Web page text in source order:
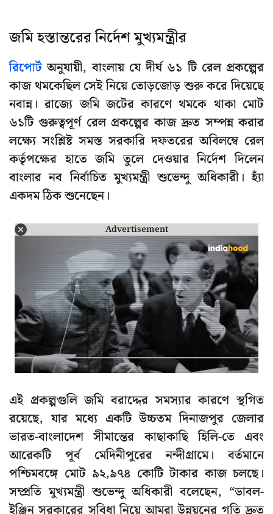
জমি হস্তান্তরের নির্দেশ মুখ্যমন্ত্রীর
রিপোর্ট অনুযায়ী, বাংলায় যে দীর্ঘ ৬১ টি রেল প্রকল্পের
কাজ থমকেছিল সেই নিয়ে তোড়জোড় শুরু করে দিয়েছে
নবান্ন। রাজ্যে জমি জটের কারণে থমকে থাকা মোট
৬১টি গুরুত্বপূর্ণ রেল প্রকল্পের কাজ দ্রুত সম্পন্ন করার
লক্ষ্যে সংশ্লিষ্ট সমস্ত সরকারি দফতরের অবিলম্বে রেল
কর্তৃপক্ষের হাতে জমি তুলে দেওয়ার নির্দেশ দিলেন
বাংলার নব নির্বাচিত মুখ্যমন্ত্রী শুভেন্দু অধিকারী। হ্যাঁ
একদম ঠিক শুনেছেন।
Advertisement
এই প্রকল্পগুলি জমি বরাদ্দের সমস্যার কারণে স্থগিত
রয়েছে, যার মধ্যে একটি উচ্চতম দিনাজপুর জেলার
ভারত-বাংলাদেশ সীমান্তের কাছাকাছি হিলি-তে এবং
আরেকটি পূর্ব মেদিনীপুরের নন্দীগ্রামে। বর্তমানে
পশ্চিমবঙ্গে মোট ৯২,৯৭৪ কোটি টাকার কাজ চলছে।
সম্প্রতি মুখ্যমন্ত্রী শুভেন্দু অধিকারী বলেছেন, “ডাবল-